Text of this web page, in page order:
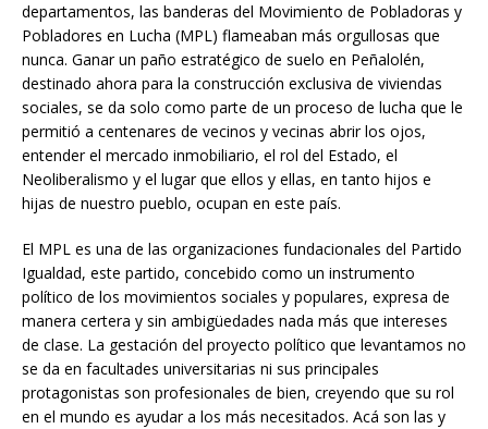
departamentos, las banderas del Movimiento de Pobladoras y
Pobladores en Lucha (MPL) flameaban más orgullosas que
nunca. Ganar un paño estratégico de suelo en Peñalolén,
destinado ahora para la construcción exclusiva de viviendas
sociales, se da solo como parte de un proceso de lucha que le
permitió a centenares de vecinos y vecinas abrir los ojos,
entender el mercado inmobiliario, el rol del Estado, el
Neoliberalismo y el lugar que ellos y ellas, en tanto hijos e
hijas de nuestro pueblo, ocupan en este país.
El MPL es una de las organizaciones fundacionales del Partido
Igualdad, este partido, concebido como un instrumento
político de los movimientos sociales y populares, expresa de
manera certera y sin ambigüedades nada más que intereses
de clase. La gestación del proyecto político que levantamos no
se da en facultades universitarias ni sus principales
protagonistas son profesionales de bien, creyendo que su rol
en el mundo es ayudar a los más necesitados. Acá son las y